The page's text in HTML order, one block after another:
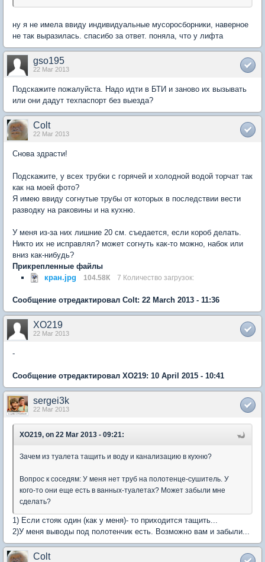
ну я не имела ввиду индивидуальные мусоросборники, наверное
не так выразилась. спасибо за ответ. поняла, что у лифта
gso195
22 Mar 2013
Подскажите пожалуйста. Надо идти в БТИ и заново их вызывать
или они дадут техпаспорт без выезда?
Colt
22 Mar 2013
Снова здрасти!
Подскажите, у всех трубки с горячей и холодной водой торчат так
как на моей фото?
Я имею ввиду согнутые трубы от которых в последствии вести
разводку на раковины и на кухню.
У меня из-за них лишние 20 см. съедается, если короб делать.
Никто их не исправлял? может согнуть как-то можно, набок или
вниз как-нибудь?
Прикрепленные файлы
кран.jpg
104.58К 7 Количество загрузок:
Сообщение отредактировал Colt: 22 March 2013 - 11:36
XO219
22 Mar 2013
-
Сообщение отредактировал XO219: 10 April 2015 - 10:41
sergei3k
22 Mar 2013
XO219, on 22 Mar 2013 - 09:21:
Зачем из туалета тащить и воду и канализацию в кухню?
Вопрос к соседям: У меня нет труб на полотенце-сушитель. У
кого-то они еще есть в ванных-туалетах? Может забыли мне
сделать?
1) Если стояк один (как у меня)- то приходится тащить...
2)У меня выводы под полотенчик есть. Возможно вам и забыли...
Colt